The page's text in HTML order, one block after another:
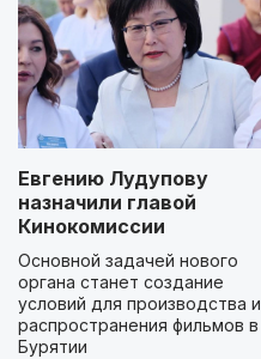
Евгению Лудупову
назначили главой
Кинокомиссии
Основной задачей нового
органа станет создание
условий для производства и
распространения фильмов в
Бурятии